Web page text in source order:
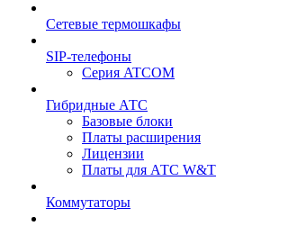
Сетевые термошкафы
SIP-телефоны
Серия ATCOM
Гибридные АТС
Базовые блоки
Платы расширения
Лицензии
Платы для АТС W&T
Коммутаторы